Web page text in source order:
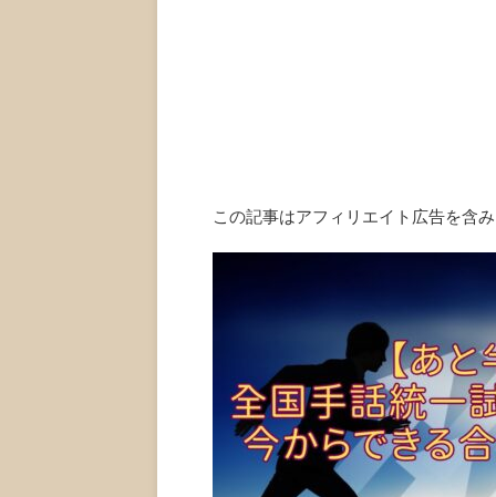
この記事はアフィリエイト広告を含